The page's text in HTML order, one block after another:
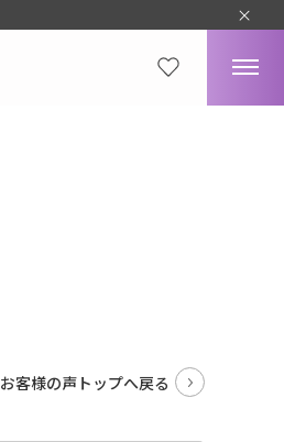
お客様の声トップへ戻る